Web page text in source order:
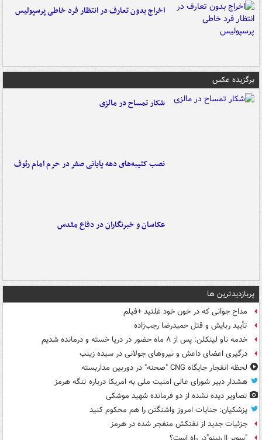
اخراج بدون تعارف در انتظار فرد خاطی پرسپولیس
برگزیده عکس
شکار تمساح در مالزی
نصب کتیبه‌های دهه پایانی صفر در حرم امام رئوف
عکاسان و خبرنگاران در دفاع مقدس
پربازدیدترین ها
مداح جوانی که در خون خود غلتید +فیلم
تأیید ربایش و قتل حمیدرضا رجب‌زاده
خدمه ناو لینکلن: پس از ۸ ماه حضور در دریا خسته و درمانده‌ شدیم
درگیری اعضای داعش و نیروهای جولانی در سیده زینب
لحظه انفجار جایگاه CNG "صحنه" در دوربین مداربسته
هشدار دبیر شورای عالی امنیت ملی به امریکا درباره تنگه هرمز
تصاویر دیده‌ نشده از دو فرمانده شهید موشکی
پزشکیان: جنایات امروز واشنگتن را هم محکوم کنید
جزئیات جدید از نفتکش منفجر شده در هرمز